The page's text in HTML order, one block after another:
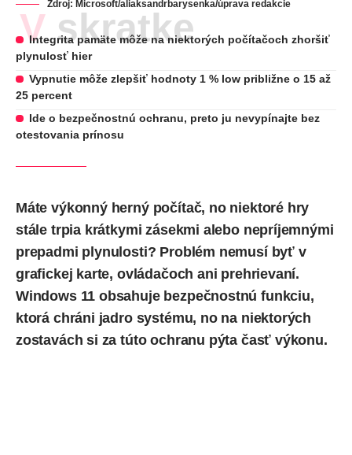
Zdroj: Microsoft/aliaksandrbarysenka/úprava redakcie
V skratke
Integrita pamäte môže na niektorých počítačoch zhoršiť
plynulosť hier
Vypnutie môže zlepšiť hodnoty 1 % low približne o 15 až
25 percent
Ide o bezpečnostnú ochranu, preto ju nevypínajte bez
otestovania prínosu
Máte výkonný herný počítač, no niektoré hry
stále trpia krátkymi zásekmi alebo nepríjemnými
prepadmi plynulosti? Problém nemusí byť v
grafickej karte, ovládačoch ani prehrievaní.
Windows 11 obsahuje bezpečnostnú funkciu,
ktorá chráni jadro systému, no na niektorých
zostavách si za túto ochranu pýta časť výkonu.